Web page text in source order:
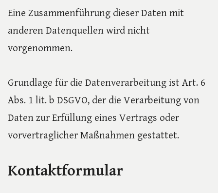
Eine Zusammenführung dieser Daten mit
anderen Datenquellen wird nicht
vorgenommen.
Grundlage für die Datenverarbeitung ist Art. 6
Abs. 1 lit. b DSGVO, der die Verarbeitung von
Daten zur Erfüllung eines Vertrags oder
vorvertraglicher Maßnahmen gestattet.
Kontaktformular